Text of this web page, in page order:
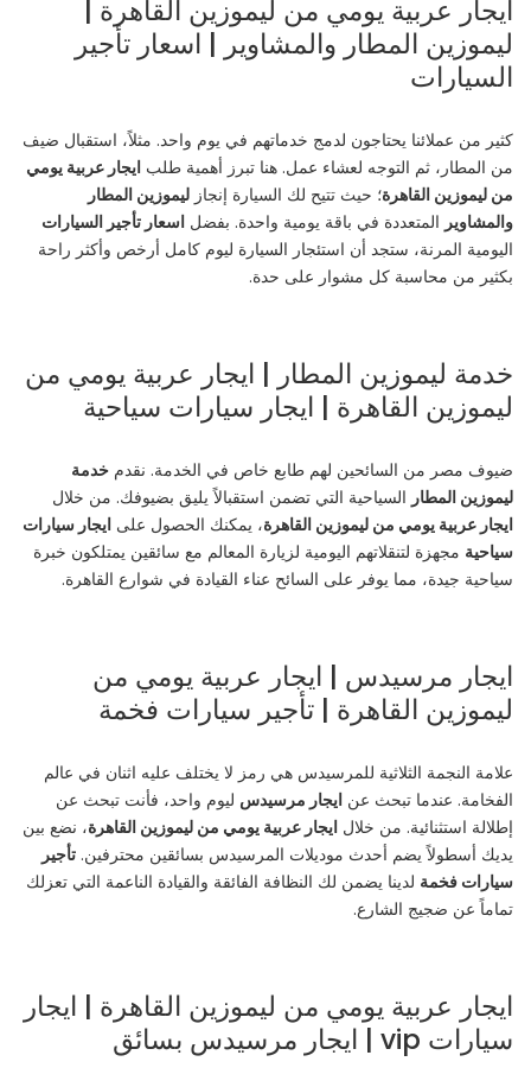
ايجار عربية يومي من ليموزين القاهرة |
ليموزين المطار والمشاوير | اسعار تأجير
السيارات
كثير من عملائنا يحتاجون لدمج خدماتهم في يوم واحد. مثلاً، استقبال ضيف
من المطار، ثم التوجه لعشاء عمل. هنا تبرز أهمية طلب ايجار عربية يومي
من ليموزين القاهرة؛ حيث تتيح لك السيارة إنجاز ليموزين المطار
والمشاوير المتعددة في باقة يومية واحدة. بفضل اسعار تأجير السيارات
اليومية المرنة، ستجد أن استئجار السيارة ليوم كامل أرخص وأكثر راحة
بكثير من محاسبة كل مشوار على حدة.
خدمة ليموزين المطار | ايجار عربية يومي من
ليموزين القاهرة | ايجار سيارات سياحية
ضيوف مصر من السائحين لهم طابع خاص في الخدمة. نقدم خدمة
ليموزين المطار السياحية التي تضمن استقبالاً يليق بضيوفك. من خلال
ايجار عربية يومي من ليموزين القاهرة، يمكنك الحصول على ايجار سيارات
سياحية مجهزة لتنقلاتهم اليومية لزيارة المعالم مع سائقين يمتلكون خبرة
سياحية جيدة، مما يوفر على السائح عناء القيادة في شوارع القاهرة.
ايجار مرسيدس | ايجار عربية يومي من
ليموزين القاهرة | تأجير سيارات فخمة
علامة النجمة الثلاثية للمرسيدس هي رمز لا يختلف عليه اثنان في عالم
الفخامة. عندما تبحث عن ايجار مرسيدس ليوم واحد، فأنت تبحث عن
إطلالة استثنائية. من خلال ايجار عربية يومي من ليموزين القاهرة، نضع بين
يديك أسطولاً يضم أحدث موديلات المرسيدس بسائقين محترفين. تأجير
سيارات فخمة لدينا يضمن لك النظافة الفائقة والقيادة الناعمة التي تعزلك
تماماً عن ضجيج الشارع.
ايجار عربية يومي من ليموزين القاهرة | ايجار
سيارات vip | ايجار مرسيدس بسائق